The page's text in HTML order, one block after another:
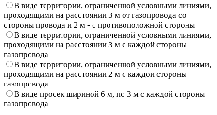
В виде территории, ограниченной условными линиями,
проходящими на расстоянии 3 м от газопровода со
стороны провода и 2 м - с противоположной стороны
В виде территории, ограниченной условными линиями,
проходящими на расстоянии 3 м с каждой стороны
газопровода
В виде территории, ограниченной условными линиями,
проходящими на расстоянии 2 м с каждой стороны
газопровода
В виде просек шириной 6 м, по 3 м с каждой стороны
газопровода